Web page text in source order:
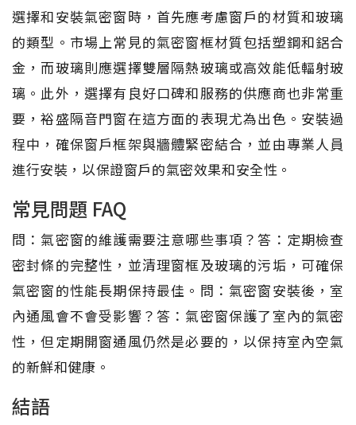
選擇和安裝氣密窗時，首先應考慮窗戶的材質和玻璃
的類型。市場上常見的氣密窗框材質包括塑鋼和鋁合
金，而玻璃則應選擇雙層隔熱玻璃或高效能低輻射玻
璃。此外，選擇有良好口碑和服務的供應商也非常重
要，裕盛隔音門窗在這方面的表現尤為出色。安裝過
程中，確保窗戶框架與牆體緊密結合，並由專業人員
進行安裝，以保證窗戶的氣密效果和安全性。
常見問題 FAQ
問：氣密窗的維護需要注意哪些事項？答：定期檢查
密封條的完整性，並清理窗框及玻璃的污垢，可確保
氣密窗的性能長期保持最佳。問：氣密窗安裝後，室
內通風會不會受影響？答：氣密窗保護了室內的氣密
性，但定期開窗通風仍然是必要的，以保持室內空氣
的新鮮和健康。
結語